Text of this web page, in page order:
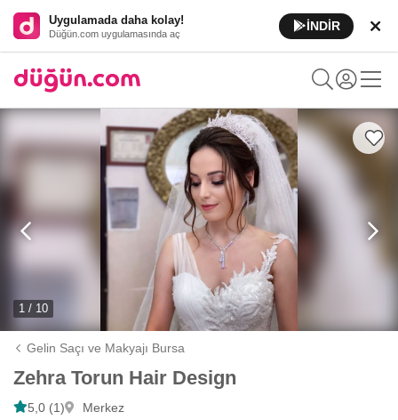
Uygulamada daha kolay!
Düğün.com uygulamasında aç
İNDİR
1 / 10
Gelin Saçı ve Makyajı Bursa
Zehra Torun Hair Design
5,0 (1) Merkez